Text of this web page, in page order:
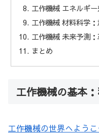
工作機械 エネルギ
工作機械 材料科学
工作機械 未来予測
まとめ
工作機械の基本
工作機械の世界へよう